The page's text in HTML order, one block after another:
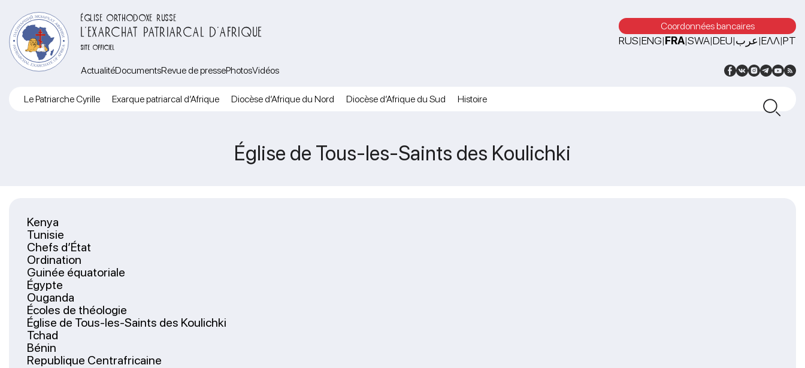
ÉGLISE ORTHODOXE RUSSE
L’EXARCHAT PATRIARCAL D’AFRIQUE
SITE OFFICIEL
Coordonnées bancaires
RUS|ENG|FRA|SWA|DEU|عرب|ΕΛΛ|PT
ActualitéDocumentsRevue de pressePhotosVidéos
Le Patriarche Cyrille Exarque patriarcal d’Afrique Diocèse d’Afrique du Nord Diocèse d’Afrique du Sud Histoire
Église de Tous-les-Saints des Koulichki
Kenya
Tunisie
Chefs d’État
Ordination
Guinée équatoriale
Égypte
Ouganda
Écoles de théologie
Église de Tous-les-Saints des Koulichki
Tchad
Bénin
Republique Centrafricaine